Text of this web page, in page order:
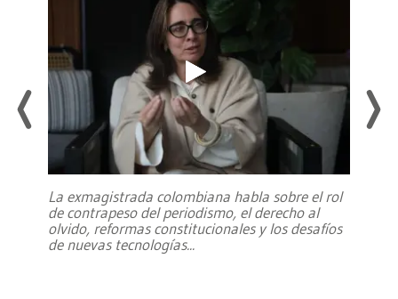
La exmagistrada colombiana habla sobre el rol
de contrapeso del periodismo, el derecho al
olvido, reformas constitucionales y los desafíos
de nuevas tecnologías...